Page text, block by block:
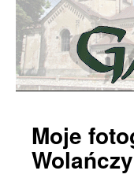
treści
Moje